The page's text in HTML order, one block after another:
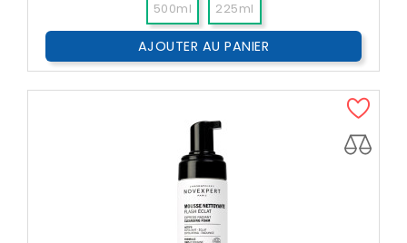
500ml 225ml
AJOUTER AU PANIER